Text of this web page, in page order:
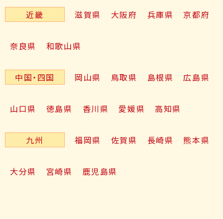
近畿 滋賀県 大阪府 兵庫県 京都府
奈良県 和歌山県
中国・四国 岡山県 鳥取県 島根県 広島県
山口県 徳島県 香川県 愛媛県 高知県
九州 福岡県 佐賀県 長崎県 熊本県
大分県 宮崎県 鹿児島県